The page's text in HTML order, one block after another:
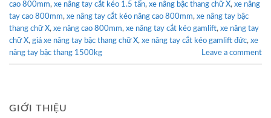
cao 800mm, xe nâng tay cắt kéo 1.5 tấn, xe nâng bậc thang chữ X, xe nâng
tay cao 800mm, xe nâng tay cắt kéo nâng cao 800mm, xe nâng tay bậc
thang chữ X, xe nâng cao 800mm, xe nâng tay cắt kéo gamlift, xe nâng tay
chữ X, giá xe nâng tay bậc thang chữ X, xe nâng tay cắt kéo gamlift đức, xe
nâng tay bậc thang 1500kg
Leave a comment
GIỚI THIỆU